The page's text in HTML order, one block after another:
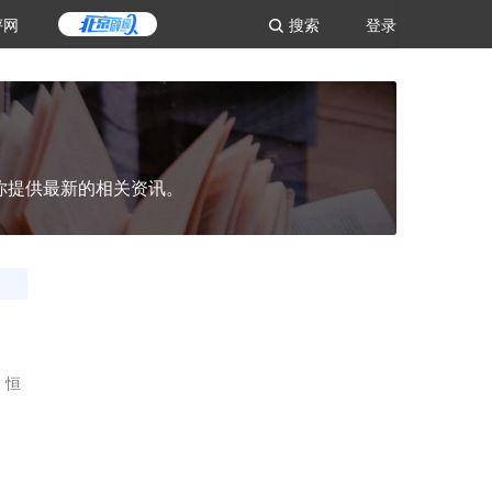
登录
搜索
供最新的相关资讯。
恒